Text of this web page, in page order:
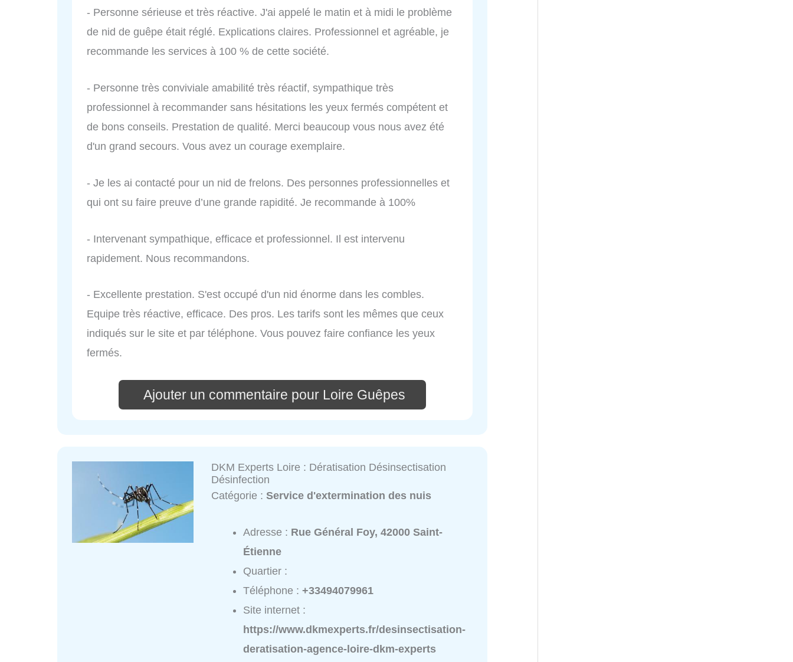
- Personne sérieuse et très réactive. J'ai appelé le matin et à midi le problème
de nid de guêpe était réglé. Explications claires. Professionnel et agréable, je
recommande les services à 100 % de cette société.
- Personne très conviviale amabilité très réactif, sympathique très
professionnel à recommander sans hésitations les yeux fermés compétent et
de bons conseils. Prestation de qualité. Merci beaucoup vous nous avez été
d'un grand secours. Vous avez un courage exemplaire.
- Je les ai contacté pour un nid de frelons. Des personnes professionnelles et
qui ont su faire preuve d’une grande rapidité. Je recommande à 100%
- Intervenant sympathique, efficace et professionnel. Il est intervenu
rapidement. Nous recommandons.
- Excellente prestation. S'est occupé d'un nid énorme dans les combles.
Equipe très réactive, efficace. Des pros. Les tarifs sont les mêmes que ceux
indiqués sur le site et par téléphone. Vous pouvez faire confiance les yeux
fermés.
Ajouter un commentaire pour Loire Guêpes
DKM Experts Loire : Dératisation Désinsectisation
Désinfection
Catégorie :Service d'extermination des nuis
Adresse : Rue Général Foy, 42000 Saint-
Étienne
Quartier :
Téléphone :+33494079961
Site internet :
https://www.dkmexperts.fr/desinsectisation-
deratisation-agence-loire-dkm-experts